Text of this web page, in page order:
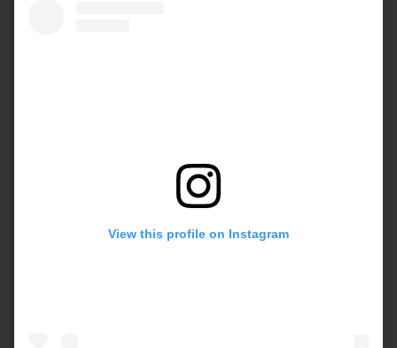
View this profile on Instagram